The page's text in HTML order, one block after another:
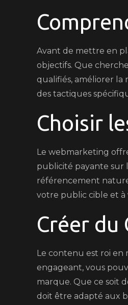
Avant de mettre en
objectifs. Que
qualifiés, améliorer la
des tactiques
Choisir
Le webmarketing
publicité payante sur
référencement
votre public cible et à
Créer du
Le contenu est roi
engageant, vous
marque. Que ce soit
doit être adapté aux